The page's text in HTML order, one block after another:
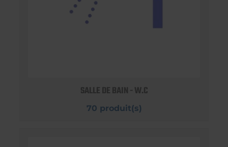
SALLE DE BAIN - W.C
70 produit(s)